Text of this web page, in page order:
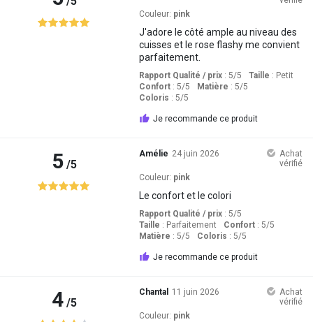
Couleur: pink
J'adore le côté ample au niveau des
cuisses et le rose flashy me convient
parfaitement.
Rapport Qualité / prix: 5/5 Taille : Petit
Confort: 5/5 Matière : 5/5
Coloris : 5/5
Je recommande ce produit
5/5
Amélie 24 juin 2026
Achat
vérifié
Couleur: pink
Le confort et le colori
Rapport Qualité / prix: 5/5
Taille : Parfaitement Confort: 5/5
Matière : 5/5 Coloris : 5/5
Je recommande ce produit
4/5
Chantal 11 juin 2026
Achat
vérifié
Couleur: pink